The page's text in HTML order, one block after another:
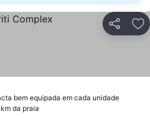
Partilhar
bem equipada em cada unidade
da praia